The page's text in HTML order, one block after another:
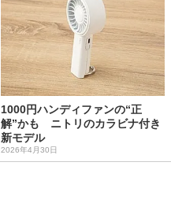
1000円ハンディファンの“正
解”かも ニトリのカラビナ付き
新モデル
2026年4月30日